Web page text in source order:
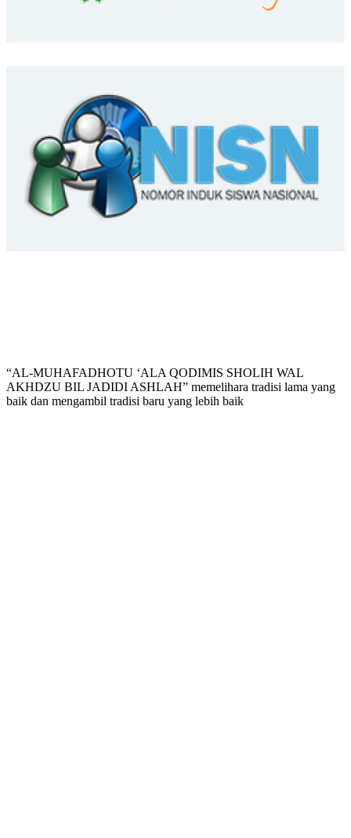
“AL-MUHAFADHOTU ‘ALA QODIMIS SHOLIH WAL
AKHDZU BIL JADIDI ASHLAH” memelihara tradisi lama yang
baik dan mengambil tradisi baru yang lebih baik